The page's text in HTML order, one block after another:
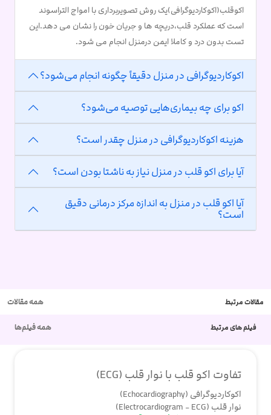
اکوقلب(اکوکاردیوگرافی)یک روش تصویربرداری با امواج التراسوند
است که عملکرد قلب،دریچه ها و جریان خون را نشان می دهد.این
تست بدون درد و کاملا ایمن درمنزل انجام می شود.
اکوکاردیوگرافی در منزل دقیقاً چگونه انجام می‌شود؟
اکو برای چه بیماری‌هایی توصیه می‌شود؟
هزینه اکوکاردیوگرافی در منزل چقدر است؟
آیا برای اکو قلب در منزل نیاز به ناشتا بودن است؟
آیا اکو قلب در منزل به اندازه مرکز درمانی دقیق
است؟
مقالات مرتبط همه مقالات
فیلم های مرتبط همه فیلم‌ها
تفاوت اکو قلب با نوار قلب (ECG)
اکوکاردیوگرافی (Echocardiography)
نوار قلب (Electrocardiogram - ECG)